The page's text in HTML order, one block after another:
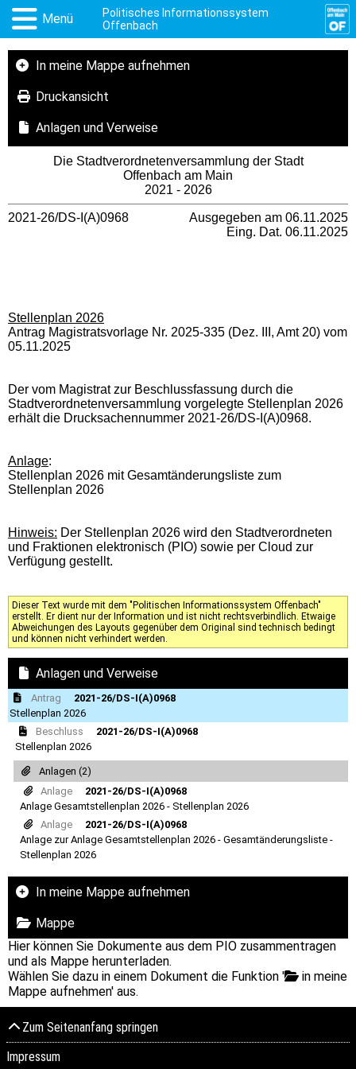
Menü
Politisches Informationssystem
Offenbach
In meine Mappe aufnehmen
Druckansicht
Anlagen und Verweise
Die Stadtverordnetenversammlung der Stadt
Offenbach am Main
2021 - 2026
2021-26/DS-I(A)0968
Ausgegeben am 06.11.2025
Eing. Dat. 06.11.2025
Stellenplan 2026
Antrag Magistratsvorlage Nr. 2025-335 (Dez. III, Amt 20) vom
05.11.2025
Der vom Magistrat zur Beschlussfassung durch die
Stadtverordnetenversammlung vorgelegte Stellenplan 2026
erhält die Drucksachennummer 2021-26/DS-I(A)0968.
Anlage:
Stellenplan 2026 mit Gesamtänderungsliste zum
Stellenplan 2026
Hinweis: Der Stellenplan 2026 wird den Stadtverordneten
und Fraktionen elektronisch (PIO) sowie per Cloud zur
Verfügung gestellt.
Dieser Text wurde mit dem "Politischen Informationssystem Offenbach"
erstellt. Er dient nur der Information und ist nicht rechtsverbindlich. Etwaige
Abweichungen des Layouts gegenüber dem Original sind technisch bedingt
und können nicht verhindert werden.
Anlagen und Verweise
Antrag
2021-26/DS-I(A)0968
Stellenplan 2026
Beschluss
2021-26/DS-I(A)0968
Stellenplan 2026
Anlagen (2)
Anlage
2021-26/DS-I(A)0968
Anlage Gesamtstellenplan 2026 - Stellenplan 2026
Anlage
2021-26/DS-I(A)0968
Anlage zur Anlage Gesamtstellenplan 2026 - Gesamtänderungsliste -
Stellenplan 2026
In meine Mappe aufnehmen
Mappe
Hier können Sie Dokumente aus dem PIO zusammentragen
und als Mappe herunterladen.
Wählen Sie dazu in einem Dokument die Funktion '
in meine
Mappe aufnehmen' aus.
Zum Seitenanfang springen
Impressum